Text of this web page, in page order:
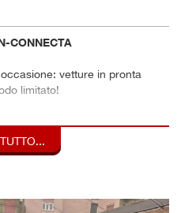
CONNECTA
vetture in pronta
limitato!
è accessibile aderendo
copertura furto e incendio.
saranno più garantite.